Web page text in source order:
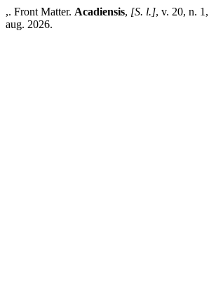
,. Front Matter. Acadiensis, [S. l.], v. 20, n.
aug. 2026.